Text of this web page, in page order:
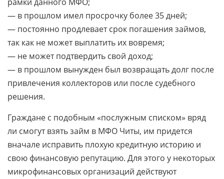
— в прошлом имел просрочку более 35 дней;
— постоянно продлевает срок погашения займов,
так как не может выплатить их вовремя;
— не может подтвердить свой доход;
— в прошлом вынужден был возвращать долг после
привлечения коллекторов или после судебного
решения.
Граждане с подобным «послужным списком» вряд
ли смогут взять займ в МФО Читы, им придется
вначале исправить плохую кредитную историю и
свою финансовую репутацию. Для этого у некоторых
микрофинансовых организаций действуют